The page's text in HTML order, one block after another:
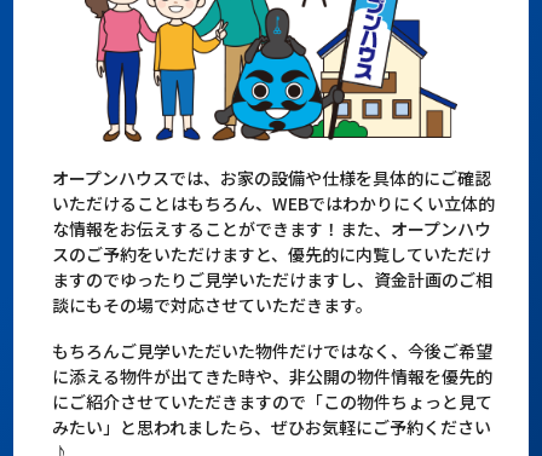
オープンハウスでは、お家の設備や仕様を具体的にご確認
いただけることはもちろん、WEBではわかりにくい立体的
な情報をお伝えすることができます！また、オープンハウ
スのご予約をいただけますと、優先的に内覧していただけ
ますのでゆったりご見学いただけますし、資金計画のご相
談にもその場で対応させていただきます。
もちろんご見学いただいた物件だけではなく、今後ご希望
に添える物件が出てきた時や、非公開の物件情報を優先的
にご紹介させていただきますので「この物件ちょっと見て
みたい」と思われましたら、ぜひお気軽にご予約ください